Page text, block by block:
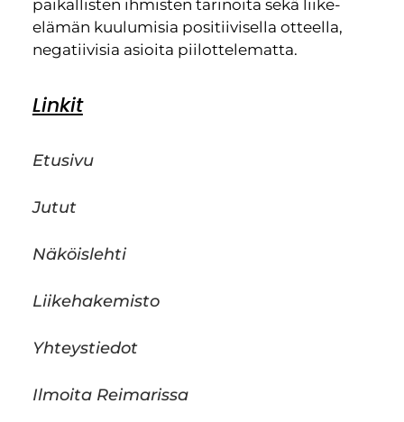
paikallisten ihmisten tarinoita sekä liike-
elämän kuulumisia positiivisella otteella,
negatiivisia asioita piilottelematta.
Linkit
Etusivu
Jutut
Näköislehti
Liikehakemisto
Yhteystiedot
Ilmoita Reimarissa